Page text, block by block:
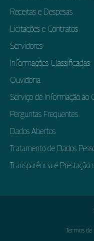
Receitas e Despesas
Licitações e Contratos
Servidores
Informações Classificadas
Ouvidoria
Serviço de Informação ao
Perguntas Frequentes
Dados Abertos
Tratamento de Dados
Transparência e Prestação
Termos de